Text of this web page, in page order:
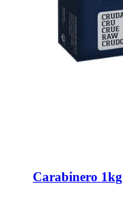
Carabinero 1kg